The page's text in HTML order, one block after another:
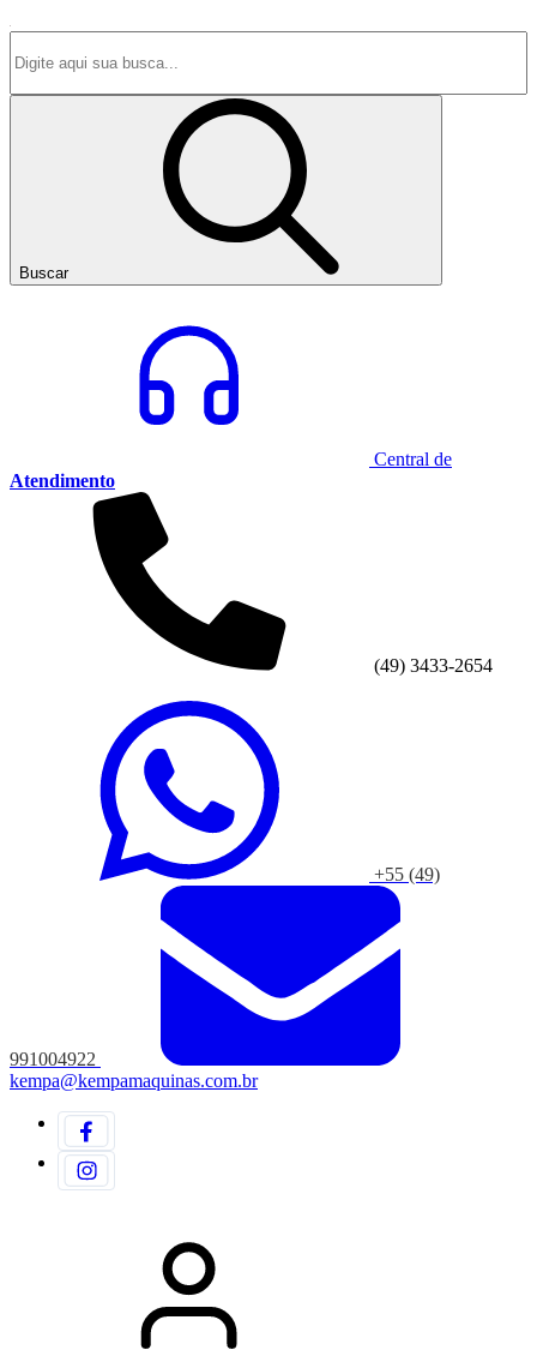
Buscar
Central de
Atendimento
(49) 3433-2654
+55 (49)
991004922
kempa@kempamaquinas.com.br